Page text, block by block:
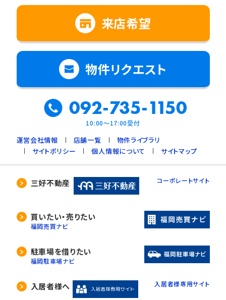
来店希望
物件リクエスト
092-735-1150
10:00～17:00受付
運営会社情報 店舗一覧
物件ライブラリ
サイトポリシー
個人情報について サイトマップ
三好不動産 コーポレートサイト
買いたい・売りたい
福岡売買ナビ
駐車場を借りたい
福岡駐車場ナビ
入居者様へ 入居者様専用サイト